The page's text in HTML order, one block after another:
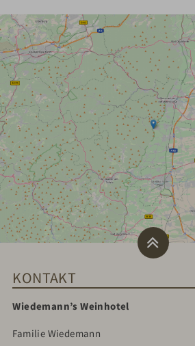
KONTAKT
Wiedemann’s Weinhotel
Familie Wiedemann